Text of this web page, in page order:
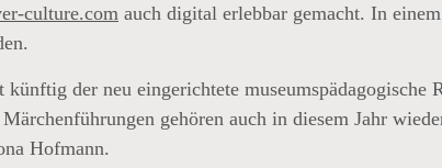
culture.com auch digital erlebbar gemacht. In
der neu eingerichtete museumspädagogische
gehören auch in diesem Jahr
Hofmann.